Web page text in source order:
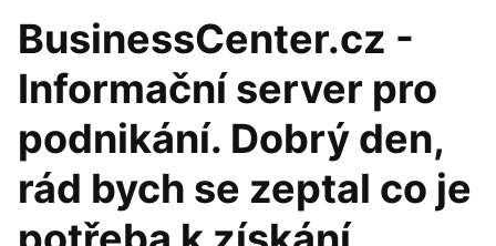
BusinessCenter.cz -
Informační server pro
podnikání. Dobrý den,
rád bych se zeptal co je